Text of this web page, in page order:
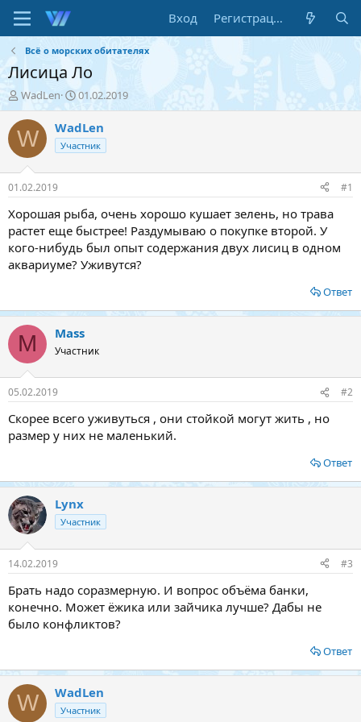
Вход Регистрация
Всё о морских обитателях
Лисица Ло
А
в
т
о
т
е
м
ы
WadLen
Д
а
т
а
н
а
л
а
01.02.2019
W WadLen
Участник
01.02.2019 #1
Хорошая рыба, очень хорошо кушает зелень, но трава
растет еще быстрее! Раздумываю о покупке второй. У
кого-нибудь был опыт содержания двух лисиц в одном
аквариуме? Уживутся?
Ответ
M Mass
Участник
05.02.2019 #2
Скорее всего уживуться , они стойкой могут жить , но
размер у них не маленький.
Ответ
Lynx
Участник
14.02.2019 #3
Брать надо соразмерную. И вопрос объёма банки,
конечно. Может ёжика или зайчика лучше? Дабы не
было конфликтов?
Ответ
W WadLen
Участник